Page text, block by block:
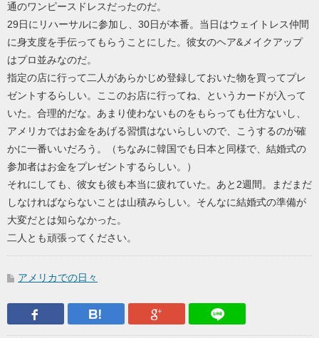
通のワンピースドレスだったのだ。
29日にリハーサルに参加し、30日が本番。当日はウェイトレス仲間
に身支度を手伝ってもらうことにした。彼女のヘア&メイクアップ
はプロ並みなのだ。
指定の店に行って二人があらかじめ登録しておいた物を買ってプレ
ゼントするらしい。ここのお店に行ってね、というカードが入って
いた。合理的だな。あまり使わないものをもらっても仕方ないし、
アメリカではお金をあげる習慣はないらしいので、こうするのが確
かに一番いいだろう。（ちなみに韓国でも日本と同様で、結婚式の
参加者はお金をプレゼントするらしい。）
それにしても、彼女も彼も本当に疲れていた。あと2週間。まだまだ
しなければならないことは山積みらしい。そんなに結婚式の準備が
大変だとは知らなかった。
二人とも頑張ってください。
アメリカでの日々
Facebook はてなブックマークGoogle Plus